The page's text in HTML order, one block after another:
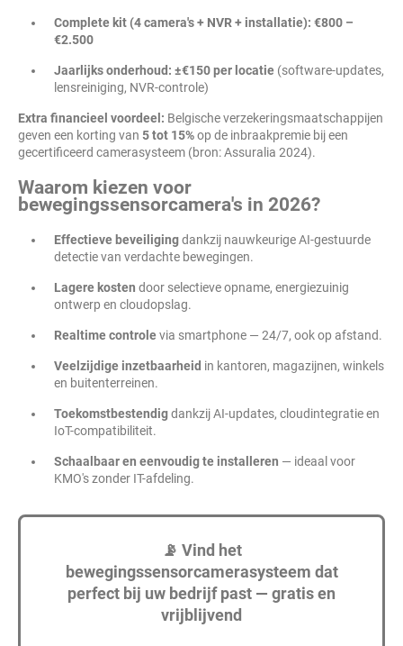
Complete kit (4 camera's + NVR + installatie): €800 –
€2.500
Jaarlijks onderhoud: ±€150 per locatie (software-updates,
lensreiniging, NVR-controle)
Extra financieel voordeel: Belgische verzekeringsmaatschappijen
geven een korting van 5 tot 15%op de inbraakpremie bij een
gecertificeerd camerasysteem (bron: Assuralia 2024).
Waarom kiezen voor
bewegingssensorcamera's in 2026?
Effectieve beveiligingdankzij nauwkeurige AI-gestuurde
detectie van verdachte bewegingen.
Lagere kosten door selectieve opname, energiezuinig
ontwerp en cloudopslag.
Realtime controlevia smartphone — 24/7, ook op afstand.
Veelzijdige inzetbaarheid in kantoren, magazijnen, winkels
en buitenterreinen.
Toekomstbestendigdankzij AI-updates, cloudintegratie en
IoT-compatibiliteit.
Schaalbaar en eenvoudig te installeren — ideaal voor
KMO's zonder IT-afdeling.
📡 Vind het
bewegingssensorcamerasysteem dat
perfect bij uw bedrijf past — gratis en
vrijblijvend